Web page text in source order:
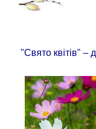
"Свято квітів" –